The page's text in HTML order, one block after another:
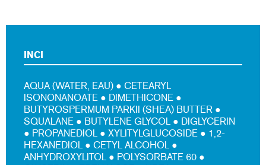
INCI
AQUA (WATER, EAU) ● CETEARYL
ISONONANOATE ● DIMETHICONE ●
BUTYROSPERMUM PARKII (SHEA) BUTTER ●
SQUALANE ● BUTYLENE GLYCOL ● DIGLYCERIN
● PROPANEDIOL ● XYLITYLGLUCOSIDE ● 1,2-
HEXANEDIOL ● CETYL ALCOHOL ●
ANHYDROXYLITOL ● POLYSORBATE 60 ●